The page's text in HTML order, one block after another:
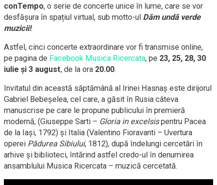
conTempo, o serie de concerte unice în lume, care se vor
desfășura în spațiul virtual, sub motto-ul Dăm undă verde
muzicii!.
Astfel, cinci concerte extraordinare vor fi transmise online,
pe pagina de Facebook Musica Ricercata, pe 23, 25, 28, 30
iulie și 3 august, de la ora 20.00.
Invitatul din această săptămână al Irinei Hasnaș este dirijorul
Gabriel Bebeșelea, cel care, a găsit în Rusia câteva
manuscrise pe care le propune publicului în premieră
modernă, (Giuseppe Sarti – Gloria in excelsispentru Pacea
de la Iași, 1792) și Italia (Valentino Fioravanti – Uvertura
operei Pădurea Sibiului, 1812), după îndelungi cercetări în
arhive și biblioteci, întărind astfel credo-ul în denumirea
ansamblului Musica Ricercata – muzică cercetată.